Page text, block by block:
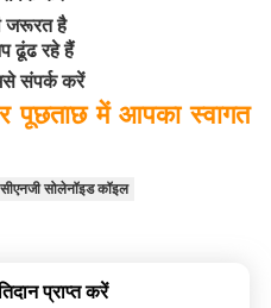
जरूरत है
ढूंढ रहे हैं
संपर्क करें
पूछताछ में आपका स्वागत
सोलेनॉइड कॉइल
प्राप्त करें